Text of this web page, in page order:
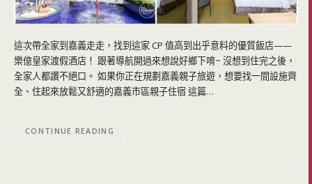
這次帶全家到嘉義走走，找到這家 CP 值高到出乎意料的優質飯店——
樂億皇家渡假酒店！ 跟著導航開過來想說好鄉下唷~ 沒想到住完之後，
全家人都讚不絕口。 如果你正在規劃嘉義親子旅遊，想要找一間設施齊
全、住起來放鬆又舒適的嘉義市區親子住宿 這篇…
CONTINUE READING